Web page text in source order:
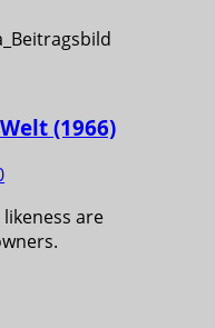
(1966)
are